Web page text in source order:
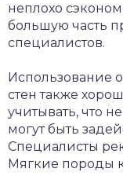
неплохо
большую часть
специалистов.
Использование
стен также
учитывать, что
могут быть
Специалисты
Мягкие породы